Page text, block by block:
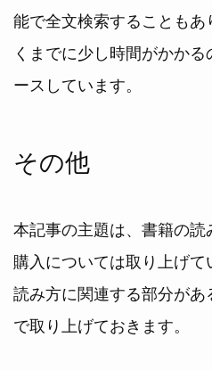
能で全文検索することも
くまでに少し時間がかか
ースしています。
その他
本記事の主題は、書籍の
購入については取り上げて
読み方に関連する部分が
で取り上げておきます。